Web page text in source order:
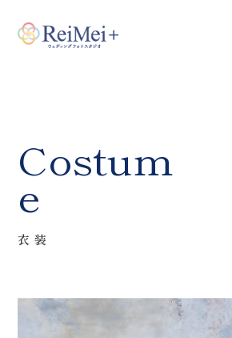
Costume
衣装
About us
私たちについて
Studio
Costum
e
衣装